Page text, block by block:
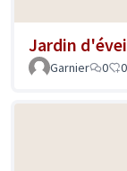
Jardin
Garnier
0 0